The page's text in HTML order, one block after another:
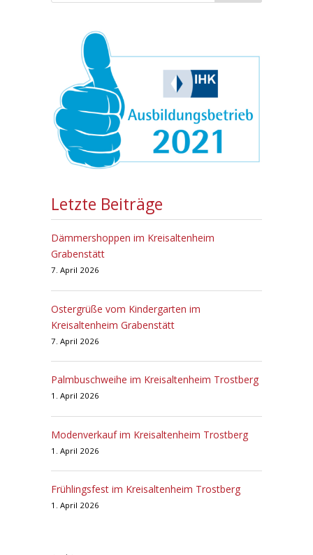
Letzte Beiträge
Dämmershoppen im Kreisaltenheim
Grabenstätt
7. April 2026
Ostergrüße vom Kindergarten im
Kreisaltenheim Grabenstätt
7. April 2026
Palmbuschweihe im Kreisaltenheim Trostberg
1. April 2026
Modenverkauf im Kreisaltenheim Trostberg
1. April 2026
Frühlingsfest im Kreisaltenheim Trostberg
1. April 2026